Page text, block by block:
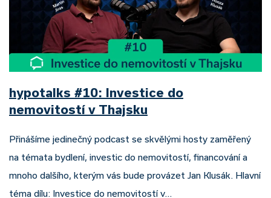
hypotalks #10: Investice do
nemovitostí v Thajsku
Přinášíme jedinečný podcast se skvělými hosty zaměřený
na témata bydlení, investic do nemovitostí, financování a
mnoho dalšího, kterým vás bude provázet Jan Klusák. Hlavní
téma dílu: Investice do nemovitostí v…